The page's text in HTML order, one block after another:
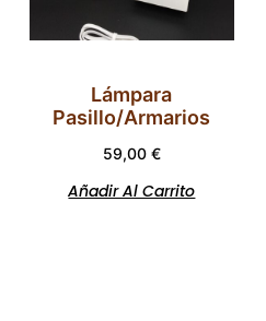
Lámpara
Pasillo/Armarios
59,00 €
Añadir Al Carrito